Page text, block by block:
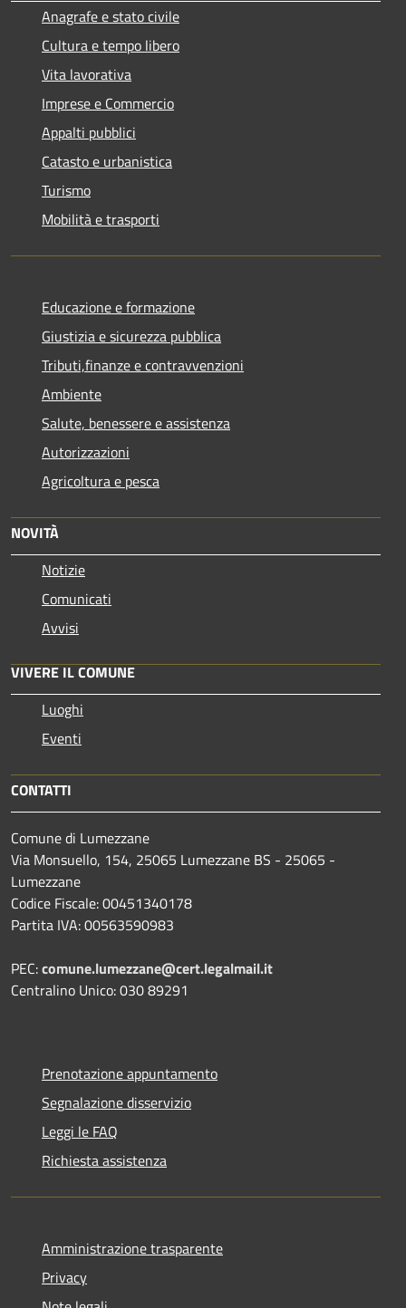
Anagrafe e stato civile
Cultura e tempo libero
Vita lavorativa
Imprese e Commercio
Appalti pubblici
Catasto e urbanistica
Turismo
Mobilità e trasporti
Educazione e formazione
Giustizia e sicurezza pubblica
Tributi,finanze e contravvenzioni
Ambiente
Salute, benessere e assistenza
Autorizzazioni
Agricoltura e pesca
NOVITÀ
Notizie
Comunicati
Avvisi
VIVERE IL COMUNE
Luoghi
Eventi
CONTATTI
Comune di Lumezzane
Via Monsuello, 154, 25065 Lumezzane BS - 25065 -
Lumezzane
Codice Fiscale: 00451340178
Partita IVA: 00563590983
PEC:comune.lumezzane@cert.legalmail.it
Centralino Unico: 030 89291
Prenotazione appuntamento
Segnalazione disservizio
Leggi le FAQ
Richiesta assistenza
Amministrazione trasparente
Privacy